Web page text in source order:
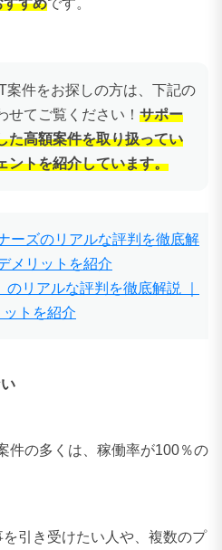
すすめです。
案件をお探しの方は、下記の
せてご覧ください！ サポー
た高額案件を取り扱ってい
ントを紹介しています。
ーズのリアルな評判を徹底解
メリットを紹介
リアルな評判を徹底解説 ｜
トを紹介
件の多くは、稼働率が100％の
引き受けたい人や、複数のプ